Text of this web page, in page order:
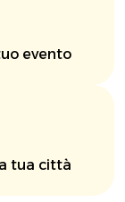
evento
tua città